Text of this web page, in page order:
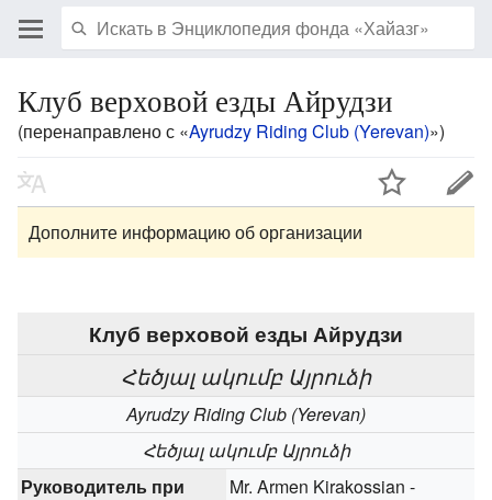
Клуб верховой езды Айрудзи
(перенаправлено с «Ayrudzy Riding Club (Yerevan)»)
Дополните информацию об организации
Клуб верховой езды Айрудзи
Հեծյալ ակումբ Այրուձի
Ayrudzy Riding Club (Yerevan)
Հեծյալ ակումբ Այրուձի
Руководитель при
Mr. Armen Kirakossian -